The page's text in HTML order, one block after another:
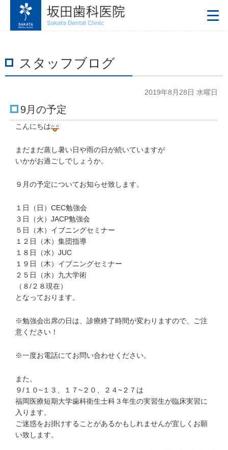
スタッフブログ
2019年8月28日 水曜日
9月の予定
こんにちは
まだまだ蒸し暑い日や雨の日が続いていますが
いかがお過ごしでしょうか。
９月の予定についてお知らせ致します。
１日（日）CEC勉強会
３日（火）JACP勉強会
５日（木）イブニングセミナー
１２日（木）集団指導
１８日（水）JUC
１９日（木）イブニングセミナー
２５日（水）九大学術
（８/２８現在）
となっております。
※勉強会出席の日は、診療終了時間が変わりますので、ご注
意ください！
※一度お電話にてお問い合わせください。
また、
９/１０~１３、１７~２０、２４~２７は
福岡医療短期大学歯科衛生士科３年生の実習生が臨床実習に
入ります。
ご迷惑をお掛けすることがあるかもしれませんが宜しくお願
い致します。